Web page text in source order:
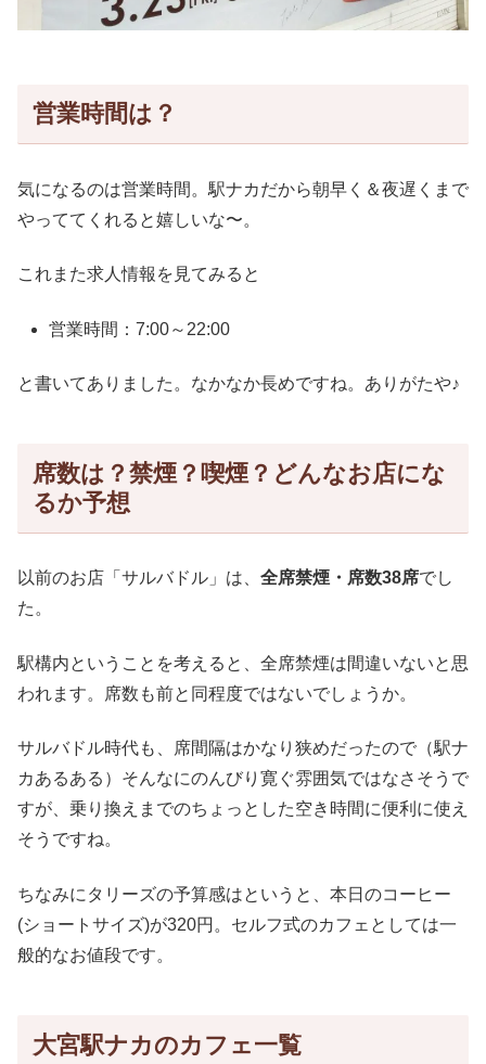
営業時間は？
気になるのは営業時間。駅ナカだから朝早く＆夜遅くまで
やっててくれると嬉しいな〜。
これまた求人情報を見てみると
営業時間：7:00～22:00
と書いてありました。なかなか長めですね。ありがたや♪
席数は？禁煙？喫煙？どんなお店にな
るか予想
以前のお店「サルバドル」は、 全席禁煙・席数38席でし
た。
駅構内ということを考えると、全席禁煙は間違いないと思
われます。席数も前と同程度ではないでしょうか。
サルバドル時代も、席間隔はかなり狭めだったので（駅ナ
カあるある）そんなにのんびり寛ぐ雰囲気ではなさそうで
すが、乗り換えまでのちょっとした空き時間に便利に使え
そうですね。
ちなみにタリーズの予算感はというと、本日のコーヒー
(ショートサイズ)が320円。セルフ式のカフェとしては一
般的なお値段です。
大宮駅ナカのカフェ一覧